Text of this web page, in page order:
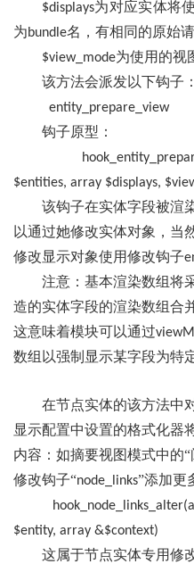
$displays为对应实体将
为bundle名，有相同的原始
$view_mode为使用的视
该方法会派发以下钩子：
entity_prepare_view
钩子原型：
$entities, array $displays,
该钩子在实体字段被渲
以通过她修改实体对象，当
修改显示对象使用修改钩子
注意：基本渲染数组将
造的实体字段的渲染数组合
这意味着模块可以通过
数组以强制显示某字段为特
在节点实体的该方法中
显示配置中设置的格式化器
内容：如摘要视图模式中的
修改钩子“node_links”添加更
$entity, array &$context)
这属于节点实体专用修